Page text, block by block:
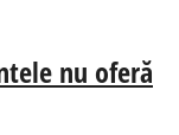
nu oferă